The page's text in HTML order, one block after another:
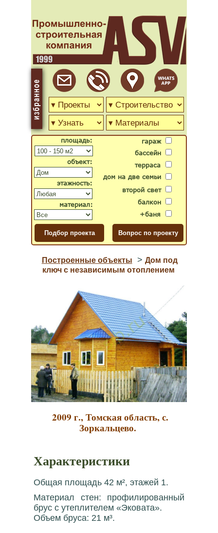
гараж
бассейн
второй свет
дом на две семьи
терраса
балкон
+баня
объект:
материал:
площадь:
этажность:
Построенные объекты > Дом под
ключ с независимым отоплением
2009 г., Томская область, с.
Зоркальцево.
Характеристики
Общая площадь 42 м², этажей 1.
Материал стен: профилированный
брус с утеплителем «Эковата».
Объем бруса: 21 м³.